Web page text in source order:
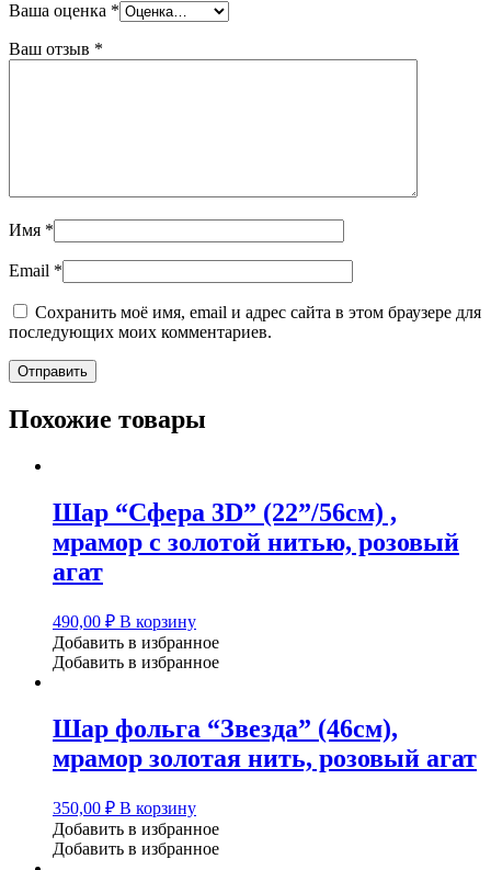
Ваша оценка *
Ваш отзыв *
Имя *
Email *
Сохранить моё имя, email и адрес сайта в этом браузере для
последующих моих комментариев.
Похожие товары
Шар “Сфера 3D” (22”/56см) ,
мрамор с золотой нитью, розовый
агат
490,00 ₽ В корзину
Добавить в избранное
Добавить в избранное
Шар фольга “Звезда” (46см),
мрамор золотая нить, розовый агат
350,00 ₽ В корзину
Добавить в избранное
Добавить в избранное